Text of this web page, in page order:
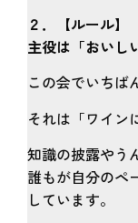
２．【ルール】
主役は「おいし
この会でいちば
それは「ワイン
知識の披露やう
誰もが自分のペ
しています。